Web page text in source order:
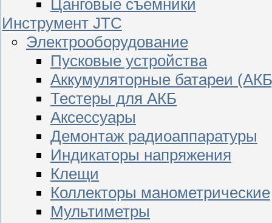
Цанговые съемники
Инструмент JTC
Электрооборудование
Пусковые устройства
Аккумуляторные батареи
Тестеры для АКБ
Аксессуары
Демонтаж радиоаппаратуры
Индикаторы напряжения
Клещи
Коллекторы манометрические
Мультиметры